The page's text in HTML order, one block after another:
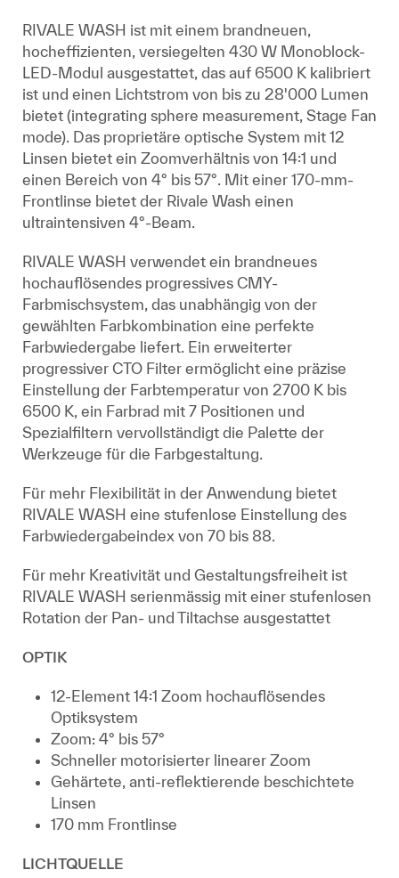
RIVALE WASH ist mit einem brandneuen,
hocheffizienten, versiegelten 430 W Monoblock-
LED-Modul ausgestattet, das auf 6500 K kalibriert
ist und einen Lichtstrom von bis zu 28'000 Lumen
bietet (integrating sphere measurement, Stage Fan
mode). Das proprietäre optische System mit 12
Linsen bietet ein Zoomverhältnis von 14:1 und
einen Bereich von 4° bis 57°. Mit einer 170-mm-
Frontlinse bietet der Rivale Wash einen
ultraintensiven 4°-Beam.
RIVALE WASH verwendet ein brandneues
hochauflösendes progressives CMY-
Farbmischsystem, das unabhängig von der
gewählten Farbkombination eine perfekte
Farbwiedergabe liefert. Ein erweiterter
progressiver CTO Filter ermöglicht eine präzise
Einstellung der Farbtemperatur von 2700 K bis
6500 K, ein Farbrad mit 7 Positionen und
Spezialfiltern vervollständigt die Palette der
Werkzeuge für die Farbgestaltung.
Für mehr Flexibilität in der Anwendung bietet
RIVALE WASH eine stufenlose Einstellung des
Farbwiedergabeindex von 70 bis 88.
Für mehr Kreativität und Gestaltungsfreiheit ist
RIVALE WASH serienmässig mit einer stufenlosen
Rotation der Pan- und Tiltachse ausgestattet
OPTIK
12-Element 14:1 Zoom hochauflösendes
Optiksystem
Zoom: 4° bis 57°
Schneller motorisierter linearer Zoom
Gehärtete, anti-reflektierende beschichtete
Linsen
170 mm Frontlinse
LICHTQUELLE